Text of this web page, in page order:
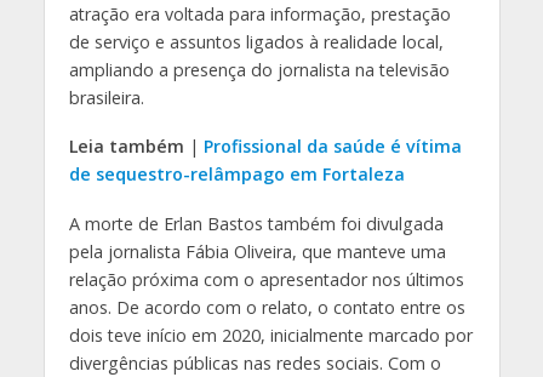
atração era voltada para informação, prestação
de serviço e assuntos ligados à realidade local,
ampliando a presença do jornalista na televisão
brasileira.
Leia também | Profissional da saúde é vítima
de sequestro-relâmpago em Fortaleza
A morte de Erlan Bastos também foi divulgada
pela jornalista Fábia Oliveira, que manteve uma
relação próxima com o apresentador nos últimos
anos. De acordo com o relato, o contato entre os
dois teve início em 2020, inicialmente marcado por
divergências públicas nas redes sociais. Com o